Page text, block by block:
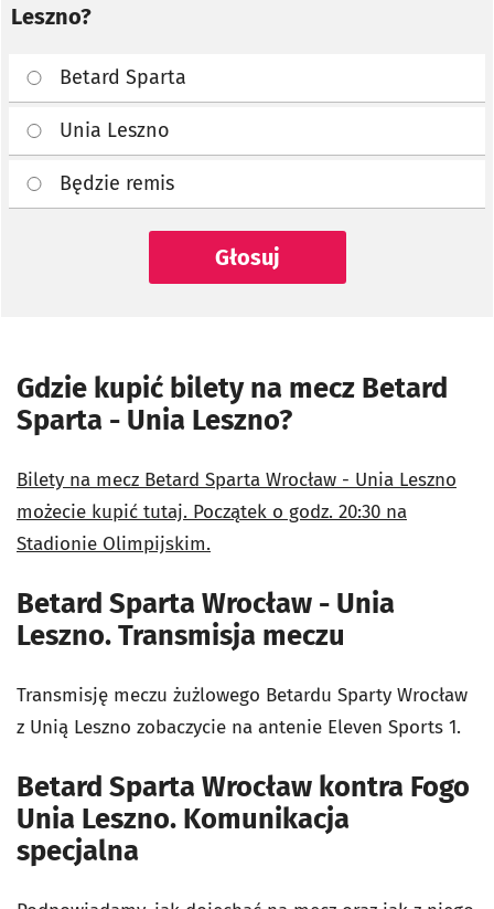
Leszno?
Betard Sparta
Unia Leszno
Będzie remis
Głosuj
Gdzie kupić bilety na mecz Betard
Sparta - Unia Leszno?
Bilety na mecz Betard Sparta Wrocław - Unia Leszno
możecie kupić tutaj. Początek o godz. 20:30 na
Stadionie Olimpijskim.
Betard Sparta Wrocław - Unia
Leszno. Transmisja meczu
Transmisję meczu żużlowego Betardu Sparty Wrocław
z Unią Leszno zobaczycie na antenie Eleven Sports 1.
Betard Sparta Wrocław kontra Fogo
Unia Leszno. Komunikacja
specjalna